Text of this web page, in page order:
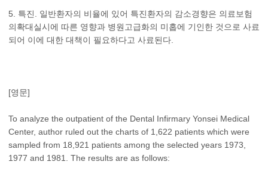
5. 특진. 일반환자의 비율에 있어 특진환자의 감소경향은 의료보험
의확대실시에 따른 영향과 병원고급화의 미홉에 기인한 것으로 사료
되어 이에 대한 대책이 필요하다고 사료된다.
[영문]
To analyze the outpatient of the Dental Infirmary Yonsei Medical
Center, author ruled out the charts of 1,622 patients which were
sampled from 18,921 patients among the selected years 1973,
1977 and 1981. The results are as follows: